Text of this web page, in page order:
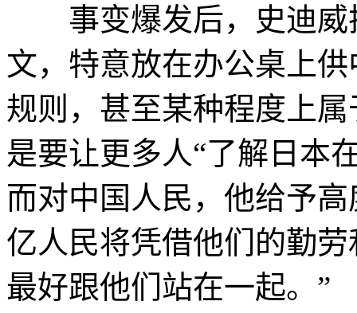
事变爆发后，史迪威
文，特意放在办公桌上
规则，甚至某种程度上
是要让更多人“了解日本
而对中国人民，他给予
亿人民将凭借他们的勤
最好跟他们站在一起。”